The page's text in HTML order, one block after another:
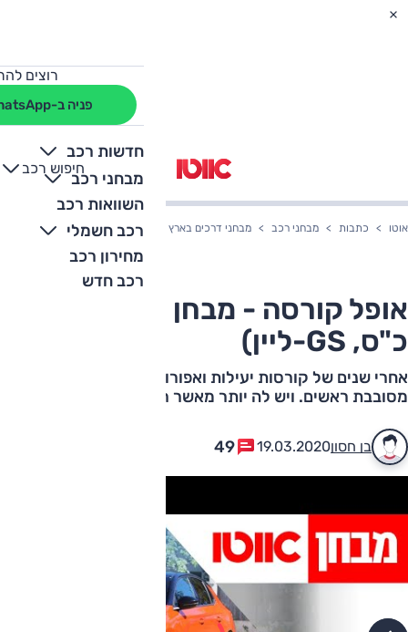
רוצים
פניה ב-WhatsApp
חדשות רכב
מבחני רכב
השוואות רכב
רכב חשמלי
מחירון רכב
רכב חדש
חיפוש רכב
+
-
אוטו כתבות מבחני רכב מבחני דרכים בארץ אופל קורסה - מבחן דרכים (130 כ"ס, GS-ליין)
כ"ס, GS-ליין)
אחרי שנים של קורסות יעילות ואפורות הגיעה הקורסה הזו –
מסובבת ראשים. ויש לה יותר מאשר רק פנים יפות
בן חסון19.03.2020
49